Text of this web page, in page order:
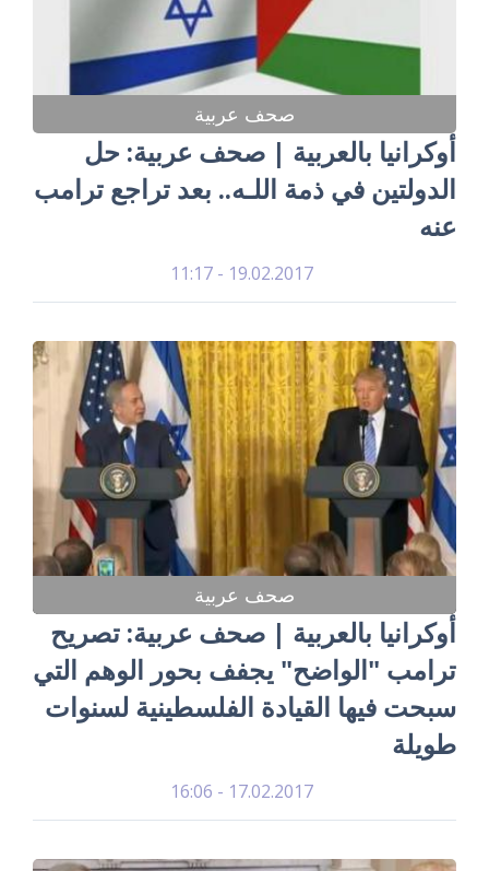
صحف عربية
أوكرانيا بالعربية | صحف عربية: حل
الدولتين في ذمة اللـه.. بعد تراجع ترامب
عنه
19.02.2017 - 11:17
صحف عربية
أوكرانيا بالعربية | صحف عربية: تصريح
ترامب "الواضح" يجفف بحور الوهم التي
سبحت فيها القيادة الفلسطينية لسنوات
طويلة
17.02.2017 - 16:06